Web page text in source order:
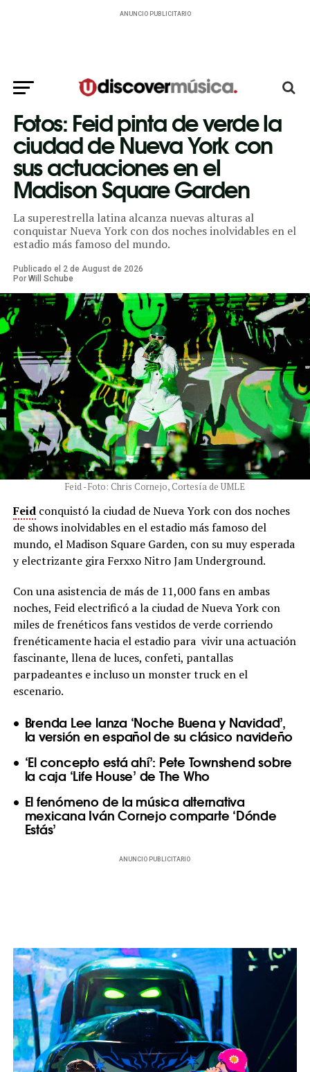
ANUNCIO PUBLICITARIO
Fotos: Feid pinta de verde la
ciudad de Nueva York con
sus actuaciones en el
Madison Square Garden
La superestrella latina alcanza nuevas alturas al
conquistar Nueva York con dos noches inolvidables en el
estadio más famoso del mundo.
Publicado el 2 de August de 2026
Por Will Schube
Feid - Foto: Chris Cornejo, Cortesía de UMLE
Feidconquistó la ciudad de Nueva York con dos noches
de shows inolvidables en el estadio más famoso del
mundo, el Madison Square Garden, con su muy esperada
y electrizante gira Ferxxo Nitro Jam Underground.
Con una asistencia de más de 11,000 fans en ambas
noches, Feid electrificó a la ciudad de Nueva York con
miles de frenéticos fans vestidos de verde corriendo
frenéticamente hacia el estadio para vivir una actuación
fascinante, llena de luces, confeti, pantallas
parpadeantes e incluso un monster truck en el
escenario.
Brenda Lee lanza ‘Noche Buena y Navidad’,
la versión en español de su clásico navideño
‘El concepto está ahí’: Pete Townshend sobre
la caja ‘Life House’ de The Who
El fenómeno de la música alternativa
mexicana Iván Cornejo comparte ‘Dónde
Estás’
ANUNCIO PUBLICITARIO